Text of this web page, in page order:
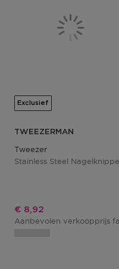
Exclusief
TWEEZERMAN
Tweezer
Stainless Steel
Kortingsprijs
€ 8,92
Aanbevolen verkoopprijs